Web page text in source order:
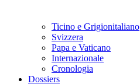
Ticino e Grigionitaliano
Svizzera
Papa e Vaticano
Internazionale
Cronologia
Dossiers